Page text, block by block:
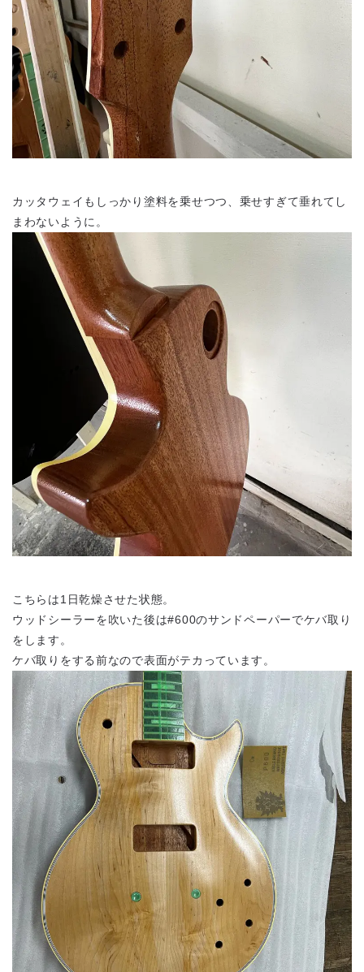
カッタウェイもしっかり塗料を乗せつつ、乗せすぎて垂れてし
まわないように。
こちらは1日乾燥させた状態。
ウッドシーラーを吹いた後は#600のサンドペーパーでケバ取り
をします。
ケバ取りをする前なので表面がテカっています。